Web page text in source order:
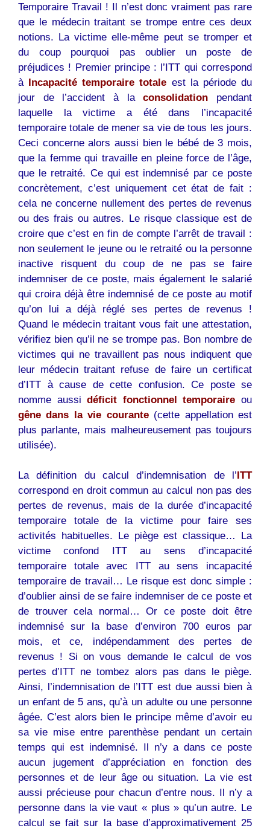
Temporaire Travail ! Il n’est donc vraiment pas rare
que le médecin traitant se trompe entre ces deux
notions. La victime elle-même peut se tromper et
du coup pourquoi pas oublier un poste de
préjudices ! Premier principe : l’ITT qui correspond
à Incapacité temporaire totale est la période du
jour de l’accident à laconsolidation pendant
laquelle la victime a été dans l’incapacité
temporaire totale de mener sa vie de tous les jours.
Ceci concerne alors aussi bien le bébé de 3 mois,
que la femme qui travaille en pleine force de l’âge,
que le retraité. Ce qui est indemnisé par ce poste
concrètement, c’est uniquement cet état de fait :
cela ne concerne nullement des pertes de revenus
ou des frais ou autres. Le risque classique est de
croire que c’est en fin de compte l’arrêt de travail :
non seulement le jeune ou le retraité ou la personne
inactive risquent du coup de ne pas se faire
indemniser de ce poste, mais également le salarié
qui croira déjà être indemnisé de ce poste au motif
qu’on lui a déjà réglé ses pertes de revenus !
Quand le médecin traitant vous fait une attestation,
vérifiez bien qu’il ne se trompe pas. Bon nombre de
victimes qui ne travaillent pas nous indiquent que
leur médecin traitant refuse de faire un certificat
d’ITT à cause de cette confusion. Ce poste se
nomme aussidéficit fonctionnel temporaire ou
gêne dans la vie courante (cette appellation est
plus parlante, mais malheureusement pas toujours
utilisée).
La définition du calcul d’indemnisation de l’ITT
correspond en droit commun au calcul non pas des
pertes de revenus, mais de la durée d’incapacité
temporaire totale de la victime pour faire ses
activités habituelles. Le piège est classique… La
victime confond ITT au sens d’incapacité
temporaire totale avec ITT au sens incapacité
temporaire de travail… Le risque est donc simple :
d’oublier ainsi de se faire indemniser de ce poste et
de trouver cela normal… Or ce poste doit être
indemnisé sur la base d’environ 700 euros par
mois, et ce, indépendamment des pertes de
revenus ! Si on vous demande le calcul de vos
pertes d’ITT ne tombez alors pas dans le piège.
Ainsi, l’indemnisation de l’ITT est due aussi bien à
un enfant de 5 ans, qu’à un adulte ou une personne
âgée. C’est alors bien le principe même d’avoir eu
sa vie mise entre parenthèse pendant un certain
temps qui est indemnisé. Il n’y a dans ce poste
aucun jugement d’appréciation en fonction des
personnes et de leur âge ou situation. La vie est
aussi précieuse pour chacun d’entre nous. Il n’y a
personne dans la vie vaut « plus » qu’un autre. Le
calcul se fait sur la base d’approximativement 25